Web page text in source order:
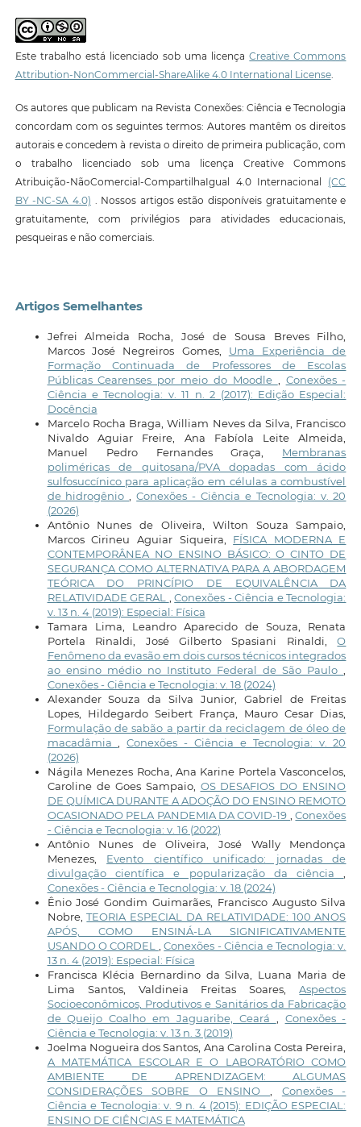
Este trabalho está licenciado sob uma licençaCreative Commons
Attribution-NonCommercial-ShareAlike 4.0 International License.
Os autores que publicam na Revista Conexões: Ciência e Tecnologia
concordam com os seguintes termos: Autores mantêm os direitos
autorais e concedem à revista o direito de primeira publicação, com
o trabalho licenciado sob uma licença Creative Commons
Atribuição-NãoComercial-CompartilhaIgual 4.0 Internacional (CC
BY -NC-SA 4.0) . Nossos artigos estão disponíveis gratuitamente e
gratuitamente, com privilégios para atividades educacionais,
pesqueiras e não comerciais.
Artigos Semelhantes
Jefrei Almeida Rocha, José de Sousa Breves Filho,
Marcos José Negreiros Gomes, Uma Experiência de
Formação Continuada de Professores de Escolas
Públicas Cearenses por meio do Moodle
Conexões -
Ciência e Tecnologia: v. 11 n. 2 (2017): Edição Especial:
Docência
Marcelo Rocha Braga, William Neves da Silva, Francisco
Nivaldo Aguiar Freire, Ana Fabíola Leite Almeida,
Manuel Pedro Fernandes Graça, Membranas
poliméricas de quitosana/PVA dopadas com ácido
sulfosuccínico para aplicação em células a combustível
de hidrogênio
,Conexões - Ciência e Tecnologia: v. 20
(2026)
Antônio Nunes de Oliveira, Wilton Souza Sampaio,
Marcos Cirineu Aguiar Siqueira, FÍSICA MODERNA E
CONTEMPORÂNEA NO ENSINO BÁSICO: O CINTO DE
SEGURANÇA COMO ALTERNATIVA PARA A ABORDAGEM
TEÓRICA DO PRINCÍPIO DE EQUIVALÊNCIA DA
RELATIVIDADE GERAL
,Conexões - Ciência e Tecnologia:
v. 13 n. 4 (2019): Especial: Física
Tamara Lima, Leandro Aparecido de Souza, Renata
Portela Rinaldi, José Gilberto Spasiani Rinaldi,O
Fenômeno da evasão em dois cursos técnicos integrados
ao ensino médio no Instituto Federal de São Paulo
Conexões - Ciência e Tecnologia: v. 18 (2024)
Alexander Souza da Silva Junior, Gabriel de Freitas
Lopes, Hildegardo Seibert França, Mauro Cesar Dias,
Formulação de sabão a partir da reciclagem de óleo de
macadâmia
,Conexões - Ciência e Tecnologia: v. 20
(2026)
Nágila Menezes Rocha, Ana Karine Portela Vasconcelos,
Caroline de Goes Sampaio, OS DESAFIOS DO ENSINO
DE QUÍMICA DURANTE A ADOÇÃO DO ENSINO REMOTO
OCASIONADO PELA PANDEMIA DA COVID-19
,Conexões
- Ciência e Tecnologia: v. 16 (2022)
Antônio Nunes de Oliveira, José Wally Mendonça
Menezes, Evento científico unificado: jornadas de
divulgação científica e popularização da ciência
Conexões - Ciência e Tecnologia: v. 18 (2024)
Ênio José Gondim Guimarães, Francisco Augusto Silva
Nobre,TEORIA ESPECIAL DA RELATIVIDADE: 100 ANOS
APÓS, COMO ENSINÁ-LA SIGNIFICATIVAMENTE
USANDO O CORDEL
,Conexões - Ciência e Tecnologia: v.
13 n. 4 (2019): Especial: Física
Francisca Klécia Bernardino da Silva, Luana Maria de
Lima Santos, Valdineia Freitas Soares,Aspectos
Socioeconômicos, Produtivos e Sanitários da Fabricação
de Queijo Coalho em Jaguaribe, Ceará
Conexões -
Ciência e Tecnologia: v. 13 n. 3 (2019)
Joelma Nogueira dos Santos, Ana Carolina Costa Pereira,
A MATEMÁTICA ESCOLAR E O LABORATÓRIO COMO
AMBIENTE DE APRENDIZAGEM: ALGUMAS
CONSIDERAÇÕES SOBRE O ENSINO
Conexões -
Ciência e Tecnologia: v. 9 n. 4 (2015): EDIÇÃO ESPECIAL:
ENSINO DE CIÊNCIAS E MATEMÁTICA